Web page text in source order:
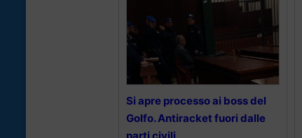
Si apre processo ai boss del
Golfo. Antiracket fuori dalle
parti civili